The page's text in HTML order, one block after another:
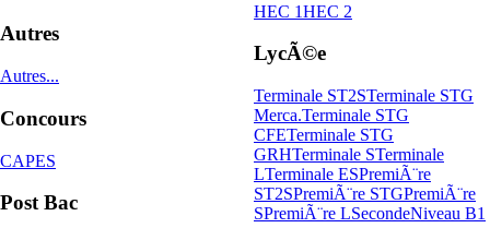
Autres
Autres...
Concours
CAPES
Post Bac
HEC 1HEC 2
LycÃ©e
Terminale ST2STerminale STG
Merca.Terminale STG
CFETerminale STG
GRHTerminale STerminale
LTerminale ESPremiÃ¨re
ST2SPremiÃ¨re STGPremiÃ¨re
SPremiÃ¨re LSecondeNiveau B1